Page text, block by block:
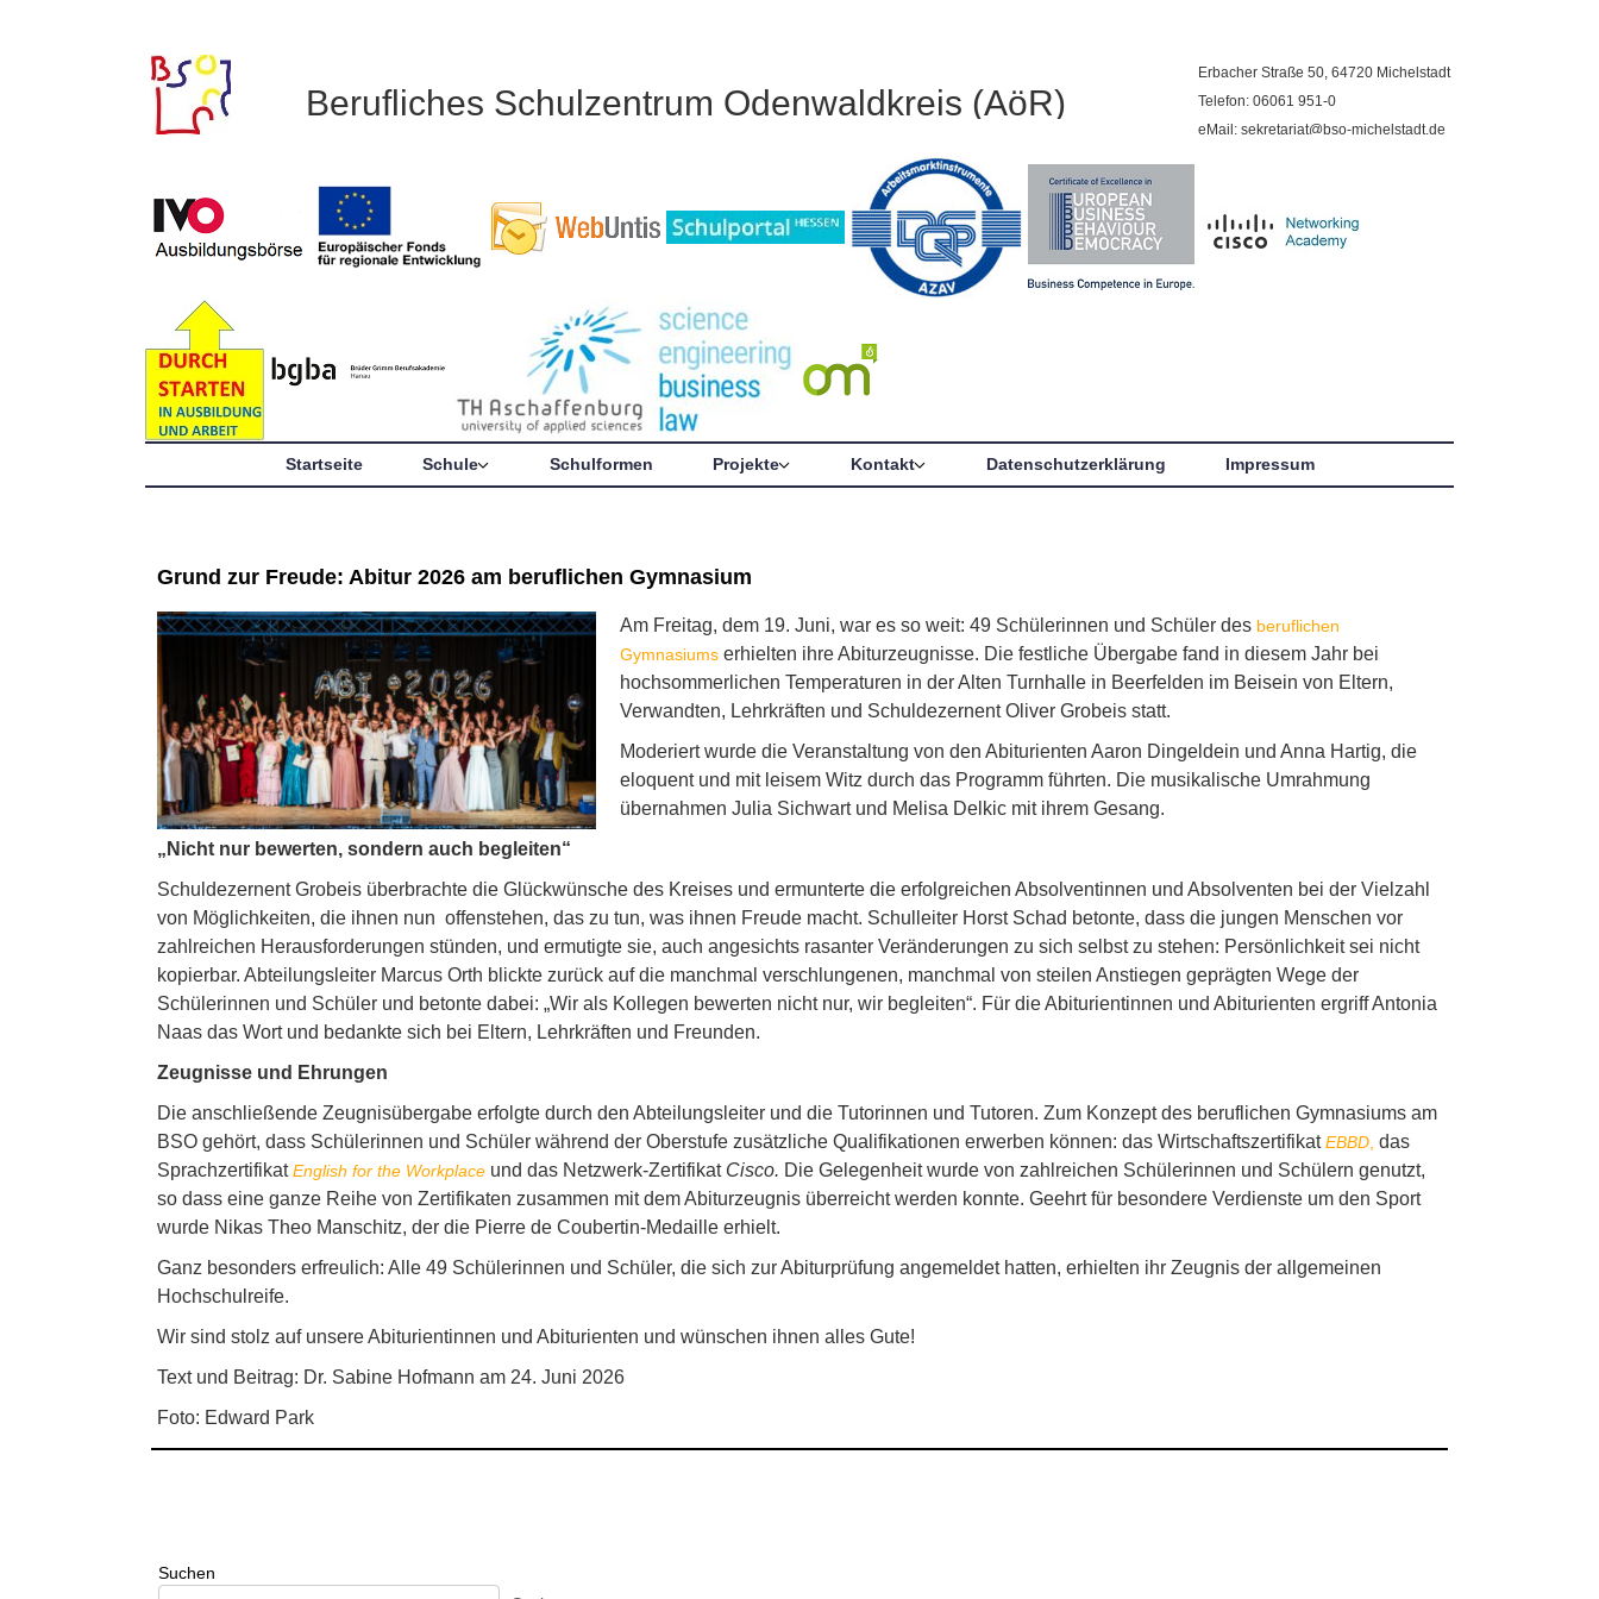
Berufliches Schulzentrum Odenwaldkreis (AöR)
Erbacher Straße 50, 64720 Michelstadt
Telefon: 06061 951-0
eMail: sekretariat@bso-michelstadt.de
Startseite Schule Schulformen Projekte Kontakt Datenschutzerklärung Impressum
Grund zur Freude: Abitur 2026 am beruflichen Gymnasium
Am Freitag, dem 19. Juni, war es so weit: 49 Schülerinnen und Schüler des beruflichen
Gymnasiums erhielten ihre Abiturzeugnisse. Die festliche Übergabe fand in diesem Jahr bei
hochsommerlichen Temperaturen in der Alten Turnhalle in Beerfelden im Beisein von Eltern,
Verwandten, Lehrkräften und Schuldezernent Oliver Grobeis statt.
Moderiert wurde die Veranstaltung von den Abiturienten Aaron Dingeldein und Anna Hartig, die
eloquent und mit leisem Witz durch das Programm führten. Die musikalische Umrahmung
übernahmen Julia Sichwart und Melisa Delkic mit ihrem Gesang.
„Nicht nur bewerten, sondern auch begleiten“
Schuldezernent Grobeis überbrachte die Glückwünsche des Kreises und ermunterte die erfolgreichen Absolventinnen und Absolventen bei der Vielzahl
von Möglichkeiten, die ihnen nun offenstehen, das zu tun, was ihnen Freude macht. Schulleiter Horst Schad betonte, dass die jungen Menschen vor
zahlreichen Herausforderungen stünden, und ermutigte sie, auch angesichts rasanter Veränderungen zu sich selbst zu stehen: Persönlichkeit sei nicht
kopierbar. Abteilungsleiter Marcus Orth blickte zurück auf die manchmal verschlungenen, manchmal von steilen Anstiegen geprägten Wege der
Schülerinnen und Schüler und betonte dabei: „Wir als Kollegen bewerten nicht nur, wir begleiten“. Für die Abiturientinnen und Abiturienten ergriff Antonia
Naas das Wort und bedankte sich bei Eltern, Lehrkräften und Freunden.
Zeugnisse und Ehrungen
Die anschließende Zeugnisübergabe erfolgte durch den Abteilungsleiter und die Tutorinnen und Tutoren. Zum Konzept des beruflichen Gymnasiums am
BSO gehört, dass Schülerinnen und Schüler während der Oberstufe zusätzliche Qualifikationen erwerben können: das Wirtschaftszertifikat EBBD das
SprachzertifikatEnglish for the Workplace und das Netzwerk-Zertifikat Cisco. Die Gelegenheit wurde von zahlreichen Schülerinnen und Schülern genutzt,
so dass eine ganze Reihe von Zertifikaten zusammen mit dem Abiturzeugnis überreicht werden konnte. Geehrt für besondere Verdienste um den Sport
wurde Nikas Theo Manschitz, der die Pierre de Coubertin-Medaille erhielt.
Ganz besonders erfreulich: Alle 49 Schülerinnen und Schüler, die sich zur Abiturprüfung angemeldet hatten, erhielten ihr Zeugnis der allgemeinen
Hochschulreife.
Wir sind stolz auf unsere Abiturientinnen und Abiturienten und wünschen ihnen alles Gute!
Text und Beitrag: Dr. Sabine Hofmann am 24. Juni 2026
Foto: Edward Park
Suchen